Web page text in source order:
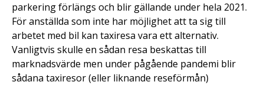
parkering förlängs och blir gällande under hela 2021.
För anställda som inte har möjlighet att ta sig till
arbetet med bil kan taxiresa vara ett alternativ.
Vanligtvis skulle en sådan resa beskattas till
marknadsvärde men under pågående pandemi blir
sådana taxiresor (eller liknande reseförmån)